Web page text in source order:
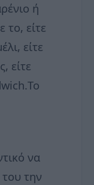
ή
το, είτε
είτε
είτε
να
την